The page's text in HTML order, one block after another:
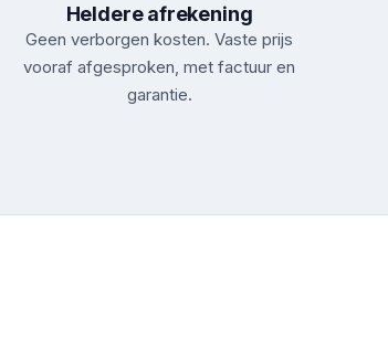
Heldere afrekening
Geen verborgen kosten. Vaste prijs
vooraf afgesproken, met factuur en
garantie.